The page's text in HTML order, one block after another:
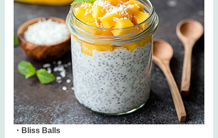
・Bliss Balls